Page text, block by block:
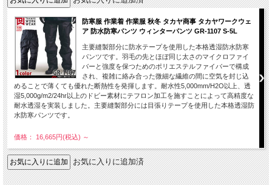
防寒服 作業着 作業服 秋冬 タカヤ商事 タカヤワークウェ
ア 防水防寒パンツ ウィンターパンツ GR-1107 S-5L
主要縫製部分に防水テープを使用した本格透湿防水防寒
パンツです。羽毛の先とほぼ同じ太さのマイクロファイ
バーと強度を保つためのポリエステルファイバーで構成
され、複雑に絡み合った微細な繊維の間に空気を封じ込
めることで薄くても優れた断熱性を発揮します。耐水性5,000mm/H2O以上、透
湿5,000g/m2/24hr以上のドビー素材にテフロン加工を施すことによって高精度な
耐水透湿を実装しました。主要縫製部分には目張りテープを使用した本格透湿防
水防寒パンツです。
価格： 16,665円(税込) ～
お気に入りに追加済